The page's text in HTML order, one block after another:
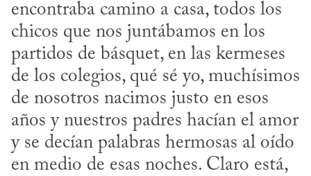
encontraba camino a casa, todos los
chicos que nos juntábamos en los
partidos de básquet, en las kermeses
de los colegios, qué sé yo, muchísimos
de nosotros nacimos justo en esos
años y nuestros padres hacían el amor
y se decían palabras hermosas al oído
en medio de esas noches. Claro está,